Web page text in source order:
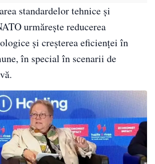
standardelor tehnice și
urmărește reducerea
și creșterea eficienței în
în special în scenarii de